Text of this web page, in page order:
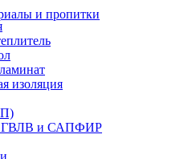
и пропитки
изоляция
ГВЛВ и САПФИР